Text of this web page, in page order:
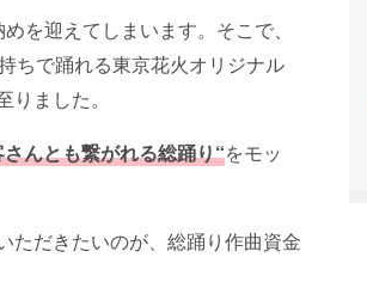
を迎えてしまいます。そこで、
ちで踊れる東京花火オリジナル
ました。
んとも繋がれる総踊り“をモッ
ただきたいのが、総踊り作曲資金